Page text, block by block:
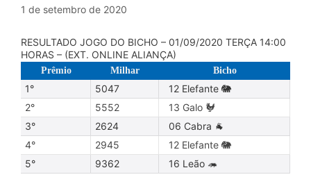
1 de setembro de 2020
RESULTADO JOGO DO BICHO – 01/09/2020 TERÇA 14:00
HORAS – (EXT. ONLINE ALIANÇA)
Prêmio Milhar Bicho
1° 5047
12 Elefante 🐘
2°
5552
13 Galo 🐓
3°
2624
06 Cabra 🐐
4°
2945
12 Elefante 🐘
5°
9362 16 Leão 🦔